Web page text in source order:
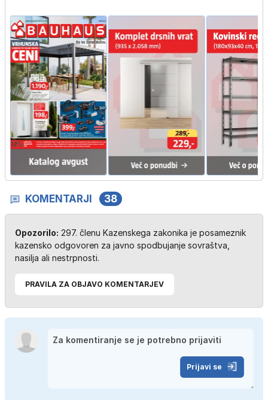
KOMENTARJI 38
Opozorilo: 297. členu Kazenskega zakonika je posameznik
kazensko odgovoren za javno spodbujanje sovraštva,
nasilja ali nestrpnosti.
PRAVILA ZA OBJAVO KOMENTARJEV
Prijavi se